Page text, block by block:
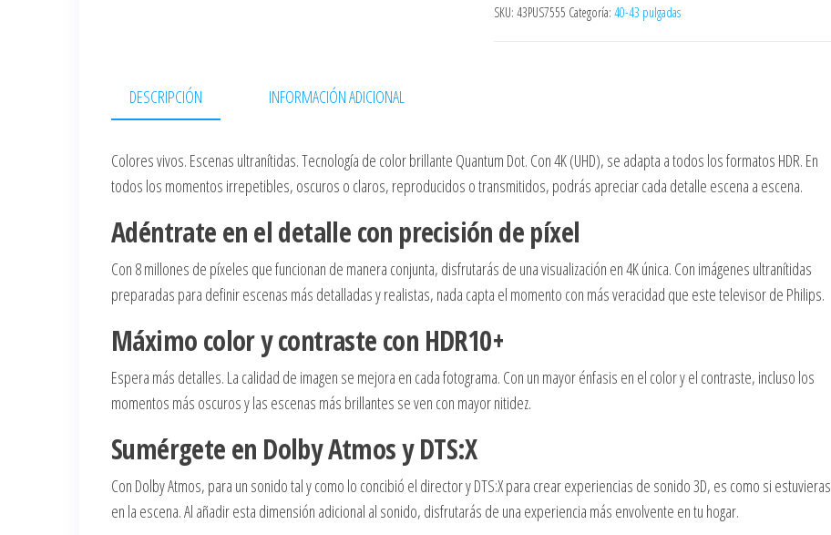
43PUS7810
TV/
WiFi
cantidad
SKU: 43PUS7555 Categoría: 40-43 pulgadas
DESCRIPCIÓN INFORMACIÓN ADICIONAL
Colores vivos. Escenas ultranítidas. Tecnología de color brillante Quantum Dot. Con 4K (UHD), se adapta a todos los formatos HDR. En
todos los momentos irrepetibles, oscuros o claros, reproducidos o transmitidos, podrás apreciar cada detalle escena a escena.
Adéntrate en el detalle con precisión de píxel
Con 8 millones de píxeles que funcionan de manera conjunta, disfrutarás de una visualización en 4K única. Con imágenes ultranítidas
preparadas para definir escenas más detalladas y realistas, nada capta el momento con más veracidad que este televisor de Philips.
Máximo color y contraste con HDR10+
Espera más detalles. La calidad de imagen se mejora en cada fotograma. Con un mayor énfasis en el color y el contraste, incluso los
momentos más oscuros y las escenas más brillantes se ven con mayor nitidez.
Sumérgete en Dolby Atmos y DTS:X
Con Dolby Atmos, para un sonido tal y como lo concibió el director y DTS:X para crear experiencias de sonido 3D, es como si estuvieras
en la escena. Al añadir esta dimensión adicional al sonido, disfrutarás de una experiencia más envolvente en tu hogar.